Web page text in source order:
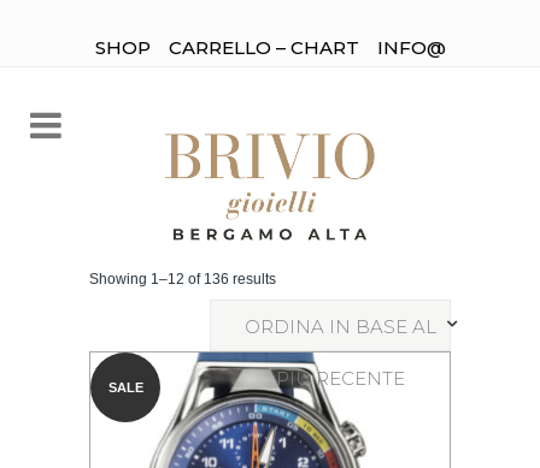
SHOP CARRELLO – CHART INFO@
Showing 1–12 of 136 results
ORDINA IN BASE AL
PIÙ RECENTE
SALE